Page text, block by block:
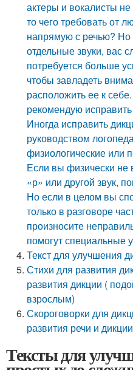
актеры и вокалисты
то чего требовать от
напрямую с речью?
отдельные звуки, вас
потребуется больше
чтобы завладеть
расположить ее к
рекомендую
Иногда исправить
руководством
физиологические или
Если вы физически не
«р» или другой звук,
Но если в целом вы
только в разговоре
произносите
помогут специальные
Текст для улучшения
Стихи для развития
развития дикции (
взрослым)
Скороговорки для
развития речи и
Тексты для